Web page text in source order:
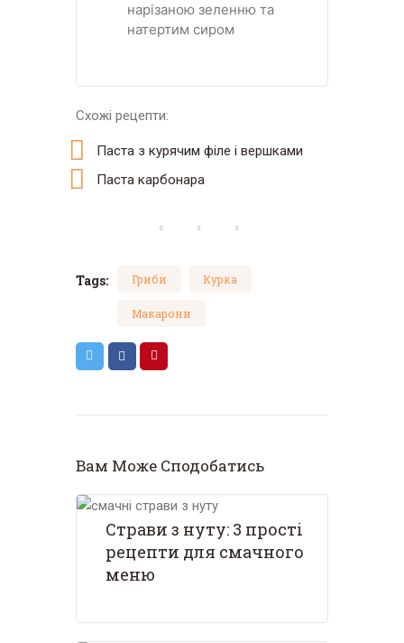
нарізаною зеленню та
натертим сиром
Схожі рецепти:
Паста з курячим філе і вершками
Паста карбонара
Tags: Гриби Курка
Макарони
Вам Може Сподобатись
Страви з нуту: 3 прості
рецепти для смачного
меню